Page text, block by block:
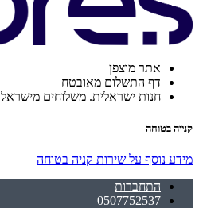
אתר מוצפן
דף התשלום מאובטח
חנות ישראלית. משלוחים מישראל
קנייה בטוחה
מידע נוסף על שירות קניה בטוחה
התחברות
0507752537